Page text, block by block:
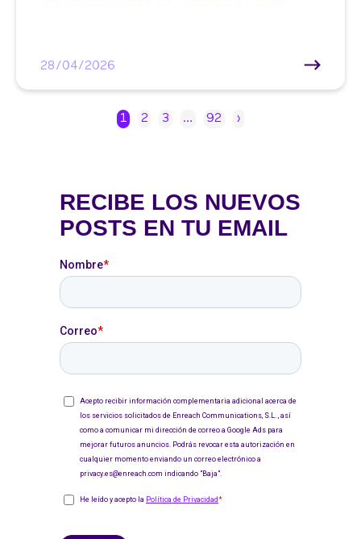
28/04/2026
1 2 3 … 92 ›